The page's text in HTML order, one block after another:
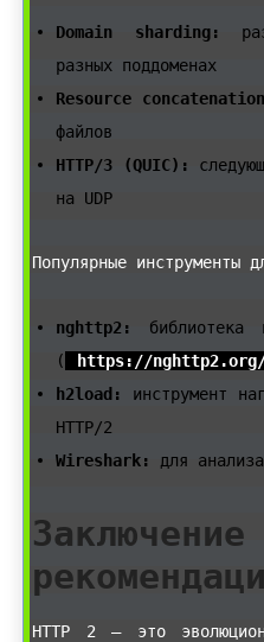
Domain sharding:
разных поддоменах
Resource
файлов
HTTP/3 (QUIC):
на UDP
Популярные инструменты
nghttp2:
библиотека
(
https://
h2load:
инструмент
HTTP/2
Wireshark:
для
Заключение
HTTP 2 — это